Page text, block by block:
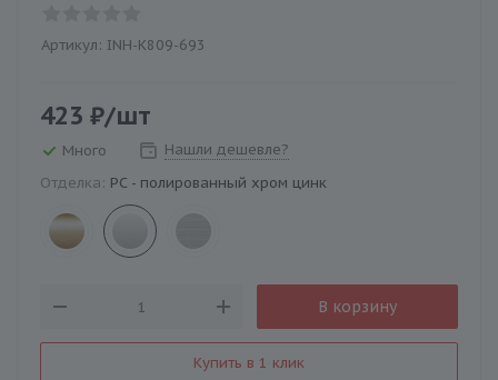
Артикул: INH-K809-693
423 ₽/шт
Много
Нашли дешевле?
Отделка: PC - полированный хром цинк
В корзину
Купить в 1 клик